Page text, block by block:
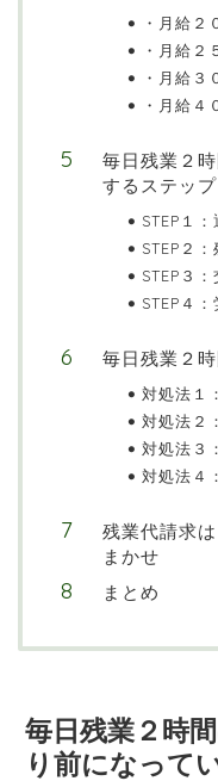
・月給２
・月給２
・月給３
・月給４
毎日残業２
するステッ
STEP１
STEP２
STEP３：
STEP４
毎日残業２
対処法１
対処法２
対処法３
対処法４
残業代請求
まかせ
まとめ
毎日残業２時
り前になって